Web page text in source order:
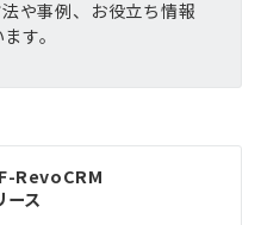
や事例、お役立ち情報
す。
RevoCRM
ス